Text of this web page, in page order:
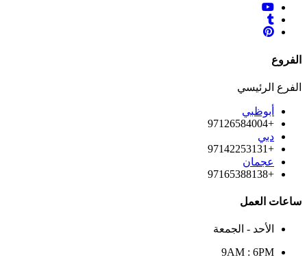
الفروع
الفرع الرئيسي
أبوظبي
+97126584004
دبي
+97142253131
عجمان
+97165388138
ساعات العمل
الأحد - الجمعة
9AM : 6PM